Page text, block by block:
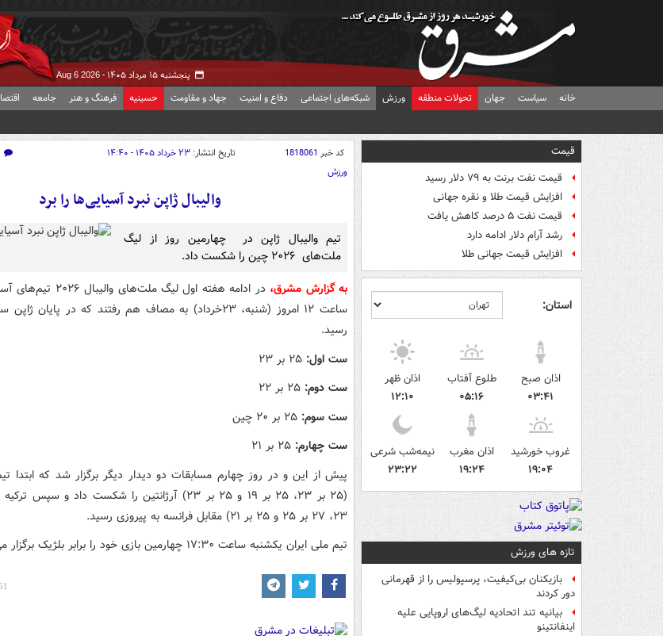
پنجشنبه ۱۵ مرداد ۱۴۰۵ - Aug 6 2026
خانه سیاست جهان تحولات منطقه ورزش شبکه‌های اجتماعی دفاع و امنیت جهاد و مقاومت حسینیه فرهنگ و هنر جامعه
قیمت
قیمت نفت برنت به ۷۹ دلار رسید
افزایش قیمت طلا و نقره جهانی
قیمت نفت ۵ درصد کاهش یافت
رشد آرام دلار ادامه دارد
افزایش قیمت جهانی طلا
استان:
اذان صبح
۰۳:۴۱
طلوع آفتاب
۰۵:۱۶
اذان ظهر
۱۲:۱۰
غروب خورشید
۱۹:۰۴
اذان مغرب
۱۹:۲۴
نیمه‌شب شرعی
۲۳:۲۲
تازه های ورزش
بازیکنان بی‌کیفیت، پرسپولیس را از قهرمانی
دور کردند
بیانیه تند اتحادیه لیگ‌های اروپایی علیه
اینفانتینو
کد خبر 1818061 تاریخ انتشار: ۲۳ خرداد ۱۴۰۵ - ۱۴:۴۰
ورزش
والیبال ژاپن نبرد آسیایی‌ها را برد
تیم والیبال ژاپن در چهارمین روز از لیگ
ملت‌های ۲۰۲۶ چین را شکست داد.
به گزارش مشرق،
در ادامه هفته اول لیگ
ساعت ۱۲ امروز (شنبه، ۲۳خرداد) به مصاف هم رفتند که در
رسید.
ست اول: ۲۵ بر ۲۳
ست دوم:
ست سوم:
ست چهارم:
پیش از این و در روز چهارم مسابقات دو دیدار دیگر برگزار شد که ابتدا
۲۳، ۲۷ بر ۲۵ و ۲۵ بر ۲۱) مقابل فرانسه به پیروزی رسید.
تیم ملی ایران یکشنبه ساعت ۱۷:۳۰ چهارمین بازی خود را برابر بلژیک برگزار می کند.